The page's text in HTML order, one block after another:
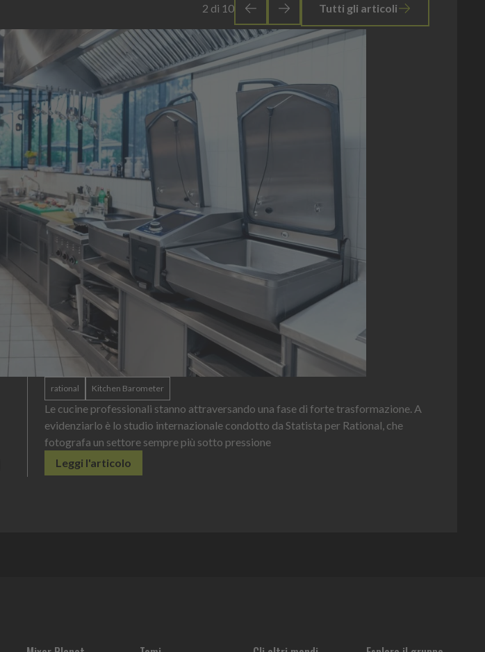
2 di 10 Tutti gli articoli
rational Kitchen Barometer
Le cucine professionali stanno attraversando una fase di forte trasformazione. A
evidenziarlo è lo studio internazionale condotto da Statista per Rational, che
fotografa un settore sempre più sotto pressione
Leggi l'articolo